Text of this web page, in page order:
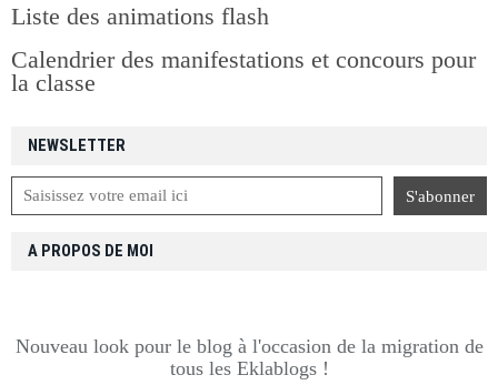
NEWSLETTER
Liste des animations flash
Calendrier des manifestations et concours pour
la classe
A PROPOS DE MOI
Nouveau look pour le blog à l'occasion de la migration de
tous les Eklablogs !